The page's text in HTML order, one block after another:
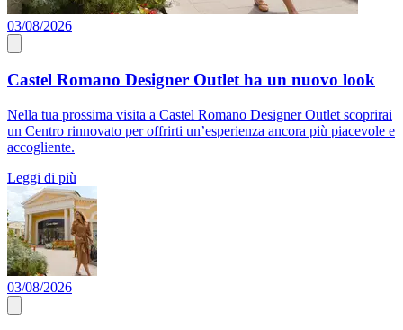
03/08/2026
Castel Romano Designer Outlet ha un nuovo look
Nella tua prossima visita a Castel Romano Designer Outlet scoprirai
un Centro rinnovato per offrirti un’esperienza ancora più piacevole e
accogliente.
Leggi di più
03/08/2026